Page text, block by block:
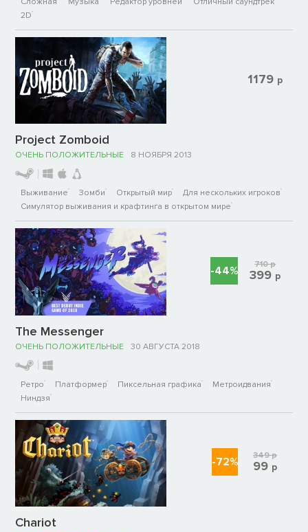
2D
Project Zomboid
ОЧЕНЬ ПОЛОЖИТЕЛЬНЫЕ 8 НОЯБРЯ 2013
Выживание Зомби Открытый мир
Для нескольких игроков
Симулятор выживания и крафтинга в открытом мире
1179 р
The Messenger
ОЧЕНЬ ПОЛОЖИТЕЛЬНЫЕ 30 АВГУСТА 2018
Ретро Платформер Пиксельная графика
Метроидвания
Ниндзя
-44% 710р
399 р
Chariot
-72% 349р
99 р